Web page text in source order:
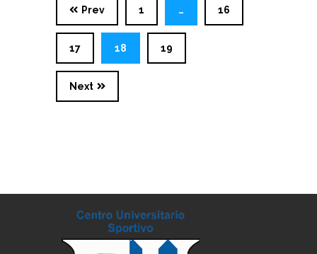
Prev 1 … 16
17 18 19
Next